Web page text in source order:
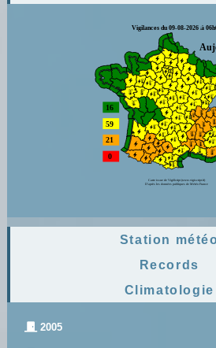
Station météo
Records
Climatologie
2005